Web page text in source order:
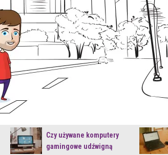
Czy używane komputery
gamingowe udźwigną